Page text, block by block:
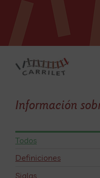
Saltar
contenido
Información
Todos
Definiciones
Siglas